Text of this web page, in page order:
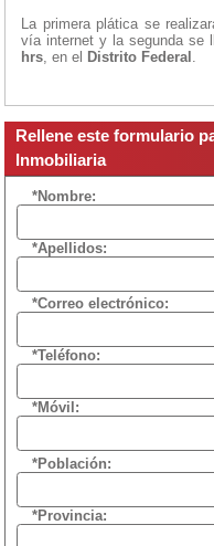
La primera plática se
vía internet y la segunda se
hrs , en el Distrito Federal
Rellene este formulario
Inmobiliaria
*Nombre:
*Apellidos:
*Correo electrónico:
*Teléfono:
*Móvil:
*Población:
*Provincia: